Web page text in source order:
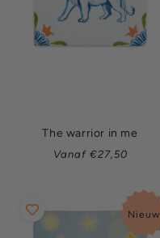
The warrior in me
Normale
Vanaf €27,50
Nieuw